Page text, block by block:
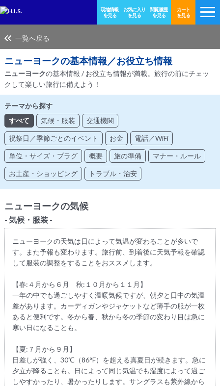
現地情報
を見る
お気に入り
を見る
閲覧履歴
を見る
カート
を見る
一覧へ戻る
ニューヨークの基本情報／お役立ち情報
ニューヨークの基本情報 / お役立ち情報が満載。旅行の前にチェッ
クして楽しい旅行に備えよう！
テーマから探す
すべて
気候・服装 交通機関
祝祭日／季節ごとのイベント お金 電話／WiFi
単位・サイズ・プラグ 概要 旅の準備 マナー・ルール
お土産・ショッピング トラブル・治安
ニューヨークの気候
- 気候・服装 -
ニューヨークの天気は日によって気温が変わることが多いで
す。また予報も変わります。旅行前、到着後に天気予報を確認
して服装の調整をすることをおススメします。
【春:４月から６月 秋:１０月から１１月】
一年の中でも過ごしやすく温暖気候ですが、朝夕と日中の気温
差があります。カーディガンやジャケットなど薄手の服が一枚
あると便利です。冬から春、秋から冬の季節の変わり目は急に
寒い日になることも。
【夏:７月から９月】
日差しが強く、30℃（86°F）を超える真夏日が続きます。急に
夕立が降ることも。日によって同じ気温でも湿度によって過ご
しやすかったり、暑かったりします。サングラスも紫外線から